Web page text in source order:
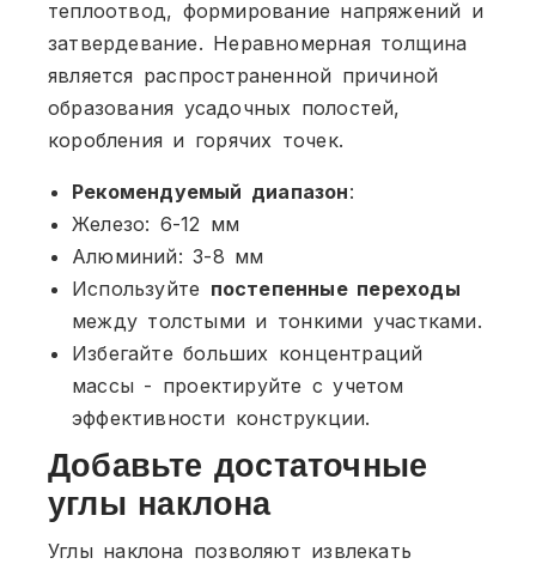
теплоотвод, формирование напряжений и
затвердевание. Неравномерная толщина
является распространенной причиной
образования усадочных полостей,
коробления и горячих точек.
Рекомендуемый диапазон:
Железо: 6-12 мм
Алюминий: 3-8 мм
Используйте постепенные переходы
между толстыми и тонкими участками.
Избегайте больших концентраций
массы - проектируйте с учетом
эффективности конструкции.
Добавьте достаточные
углы наклона
Углы наклона позволяют извлекать